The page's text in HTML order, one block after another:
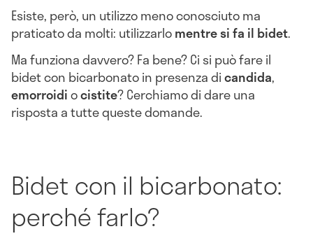
Esiste, però, un utilizzo meno conosciuto ma
praticato da molti: utilizzarlomentre si fa il bidet.
Ma funziona davvero? Fa bene? Ci si può fare il
bidet con bicarbonato in presenza dicandida,
emorroidiocistite? Cerchiamo di dare una
risposta a tutte queste domande.
Bidet con il bicarbonato:
perché farlo?